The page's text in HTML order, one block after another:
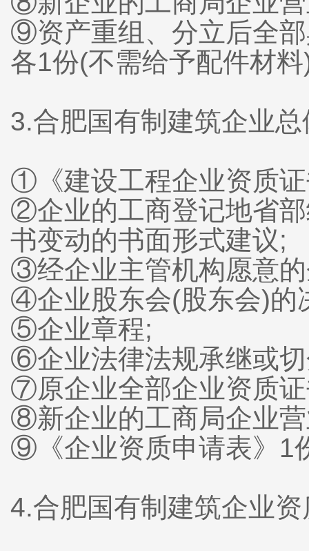
⑨资产重组、分立后全
各1份(不需给予配件材
3.合肥国有制建筑企业
①《建设工程企业资质
②企业的工商登记地省
书变动的书面形式建议;
③经企业主管机构愿意
④企业股东会(股东会)的
⑤企业章程;
⑥企业法律法规承继或
⑦原企业全部企业资质
⑧新企业的工商局企业
⑨《企业资质申请表》1
4.合肥国有制建筑企业